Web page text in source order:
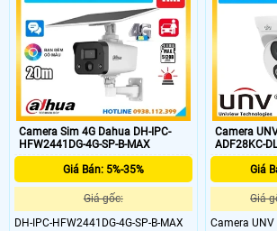
lượng 9000mAh và tấm pin năng
lượng mặt trời 8W, chuẩn chống
nước và bụi IP66,đàm thoại hai
chiều.Hoạt động ổn định với Nano
SIM 4G ở mọi vị trí ngoài trời.
hình ảnh
với hồng
20m. Ngoài
biến PIR
thẻ nhớ lên
chống nước
Camera Sim 4G Dahua DH-IPC-
HFW2441DG-4G-SP-B-MAX
Giá Bán: 5%-35%
Giá gốc:
DH-IPC-HFW2441DG-4G-SP-B-MAX
Camera
Giá
Giá
Camera UNV